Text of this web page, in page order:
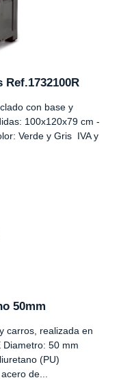
con base y
100x120x79 cm -
Verde y Gris IVA y
50mm
carros, realizada en
50 mm
(PU)
de...